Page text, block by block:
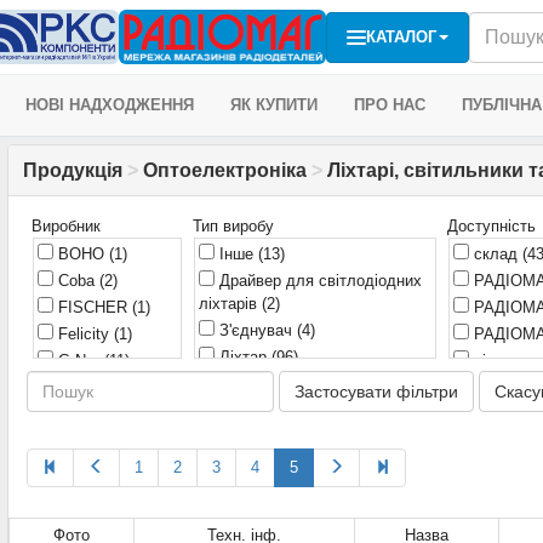
КАТАЛОГ
НОВІ НАДХОДЖЕННЯ ЯК КУПИТИ ПРО НАС
Продукція > Оптоелектроніка > Ліхтарі, світильники
Виробник
BOHO (1)
Coba (2)
FISCHER (1)
Felicity (1)
G-Nor(11)
GP(2)
GP Batteries(1)
Opto(1)
Quantum(7)
Тип виробу
Інше (13)
Драйвер для світлодіодних
ліхтарів (2)
З'єднувач (4)
Ліхтар(96)
Світильник
Світлодіодний модуль(4)
Доступність
склад
Застосувати фільтри
1 2 3 4 5
Фото Техн. інф. Назва